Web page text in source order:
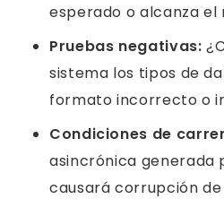
esperado o alcanza el
Pruebas negativas:
sistema los tipos de
formato incorrecto o
Condiciones de
asincrónica generada
causará corrupción